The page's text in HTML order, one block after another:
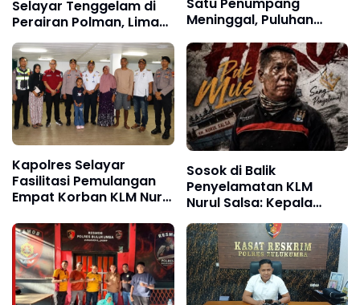
Selayar Tenggelam di
Perairan Polman, Lima
ABK Selamat Setelah
Dua Jam Terapung di
Laut
Satu Penumpang
Meninggal, Puluhan
Pencarian Korban Terus
Berlangsung
Kapolres Selayar
Fasilitasi Pemulangan
Empat Korban KLM Nurul
Sosok di Balik
Penyelamatan KLM
Nurul Salsa: Kepala
Mustaju Dipuji Warga
sebagai "Superhero"
Kemanusiaan